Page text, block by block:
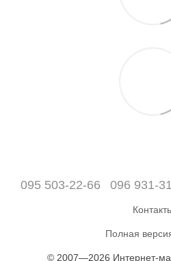
095 503-22-66 096 931-
Полная
© 2007—2026 Интернет-